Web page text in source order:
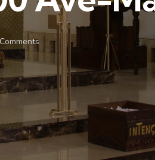
Comments